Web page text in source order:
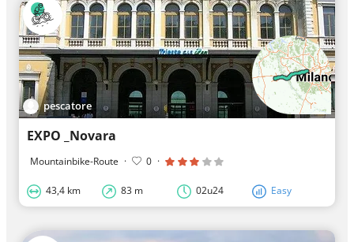
pescatore
EXPO _Novara
Mountainbike-Route · 0 ·
43,4 km 83 m 02u24 Easy